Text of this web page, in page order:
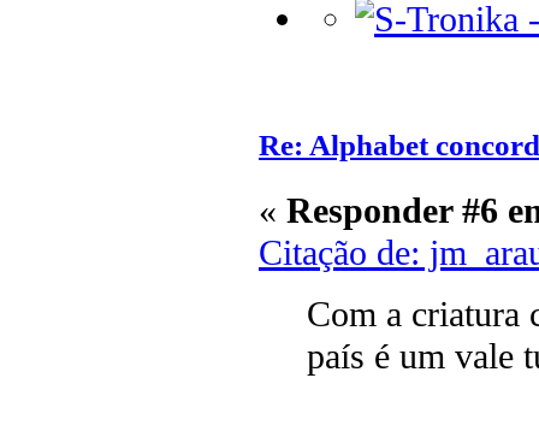
Re: Alphabet
« Responder #6
Citação de:
Com a criatura
país é um vale